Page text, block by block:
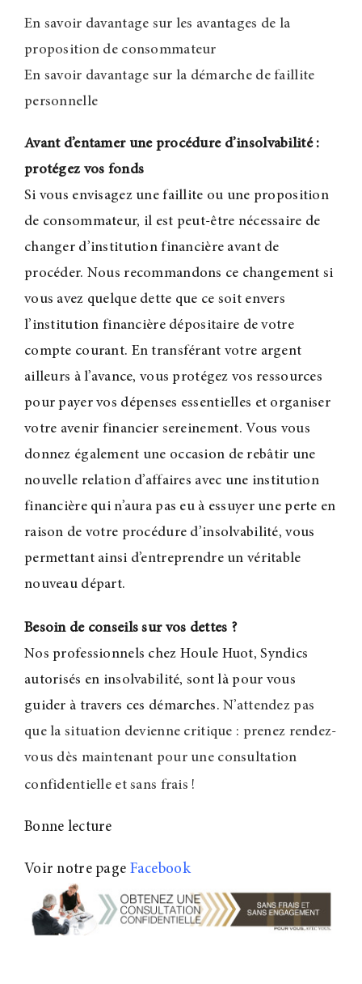
En savoir davantage sur les avantages de la
proposition de consommateur
En savoir davantage sur la démarche de faillite
personnelle
Avant d’entamer une procédure d’insolvabilité :
protégez vos fonds
Si vous envisagez une faillite ou une proposition
de consommateur, il est peut-être nécessaire de
changer d’institution financière avant de
procéder. Nous recommandons ce changement si
vous avez quelque dette que ce soit envers
l’institution financière dépositaire de votre
compte courant. En transférant votre argent
ailleurs à l’avance, vous protégez vos ressources
pour payer vos dépenses essentielles et organiser
votre avenir financier sereinement. Vous vous
donnez également une occasion de rebâtir une
nouvelle relation d’affaires avec une institution
financière qui n’aura pas eu à essuyer une perte en
raison de votre procédure d’insolvabilité, vous
permettant ainsi d’entreprendre un véritable
nouveau départ.
Besoin de conseils sur vos dettes ?
Nos professionnels chez Houle Huot, Syndics
autorisés en insolvabilité, sont là pour vous
guider à travers ces démarches.N’attendez pas
que la situation devienne critique : prenez rendez-
vous dès maintenant pour une consultation
confidentielle et sans frais !
Bonne lecture
Voir notre page Facebook